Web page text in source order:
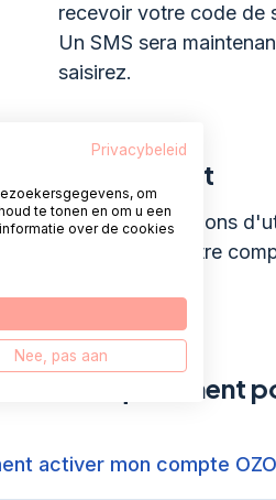
recevoir votre code de
Un SMS sera
saisirez.
Au boulot
Lisez les conditions
d'utilisation. Votre
fréquemment
activer mon compte
Privacybeleid
om
te tonen en om u een
over de cookies
Nee, pas aan